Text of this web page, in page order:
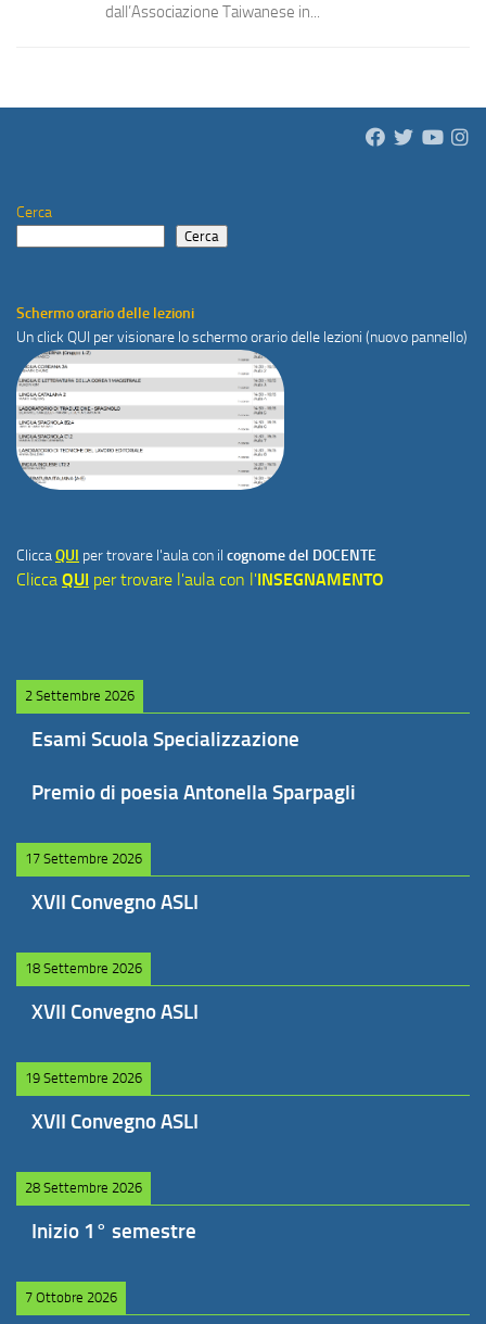
dall’Associazione Taiwanese in...
Cerca
Cerca
Schermo orario delle lezioni
Un click QUI per visionare lo schermo orario delle lezioni (nuovo pannello)
CliccaQUI per trovare l'aula con il cognome del DOCENTE
Clicca QUI per trovare l'aula con l'INSEGNAMENTO
2 Settembre 2026
Esami Scuola Specializzazione
Premio di poesia Antonella Sparpagli
17 Settembre 2026
XVII Convegno ASLI
18 Settembre 2026
XVII Convegno ASLI
19 Settembre 2026
XVII Convegno ASLI
28 Settembre 2026
Inizio 1° semestre
7 Ottobre 2026